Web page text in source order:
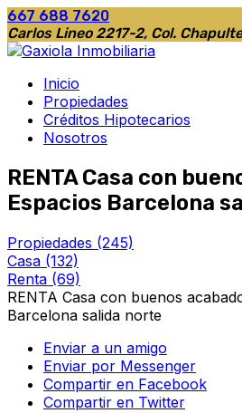
667 688 7620
Carlos Lineo 2217-2, Col.
Inicio
Propiedades
Créditos Hipotecarios
Nosotros
RENTA Casa con
Espacios Barcelona
Propiedades (245)
Casa (132)
Renta (69)
RENTA Casa con buenos
Barcelona salida norte
Enviar a un amigo
Enviar por Messenger
Compartir en Facebook
Compartir en Twitter